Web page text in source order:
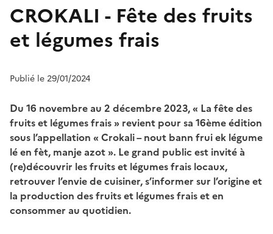
CROKALI - Fête des fruits
et légumes frais
Publié le 29/01/2024
Du 16 novembre au 2 décembre 2023, « La fête des
fruits et légumes frais » revient pour sa 16ème édition
sous l’appellation « Crokali – nout bann frui ek légume
lé en fèt, manje azot ». Le grand public est invité à
(re)découvrir les fruits et légumes frais locaux,
retrouver l’envie de cuisiner, s’informer sur l’origine et
la production des fruits et légumes frais et en
consommer au quotidien.